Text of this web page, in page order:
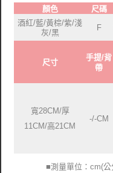
顏色 尺碼
酒紅/藍/黃棕/紫/淺
灰/黑
F
尺寸
手提/背
帶
寬28CM/厚
11CM/高21CM
-/-CM
■測量單位：cm(公